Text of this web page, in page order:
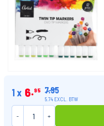
1 x 6 95 7.95
5.74 EXCL. BTW
-
+